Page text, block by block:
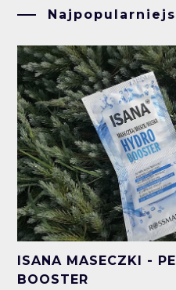
ISANA MASECZKI -
BOOSTER